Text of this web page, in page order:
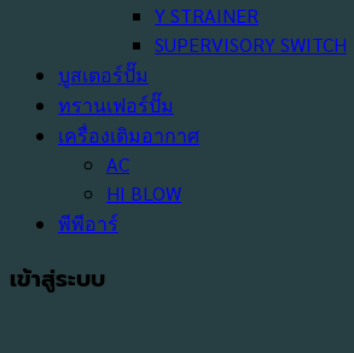
Y STRAINER
SUPERVISORY SWITCH
บูสเตอร์ปั๊ม
ทรานเฟอร์ปั๊ม
เครื่องเติมอากาศ
AC
HI BLOW
พีพีอาร์
เข้าสู่ระบบ